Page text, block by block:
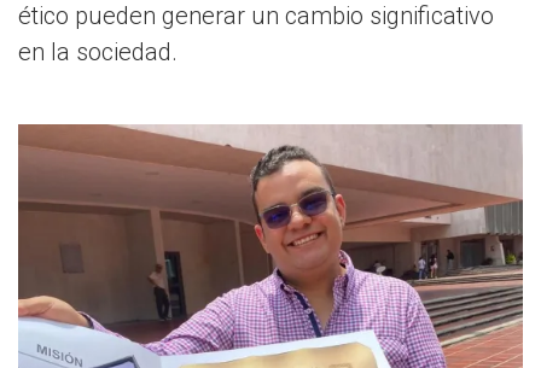
ético pueden generar un cambio significativo
en la sociedad.